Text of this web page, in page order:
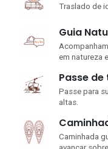
Traslado de
Guia
em natureza
Passe
Passe para
altas.
Caminhada